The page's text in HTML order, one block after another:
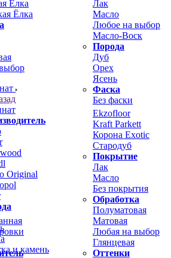
Ёлка
Ёлка
Лак
Масло
Любое на выбор
Масло-Воск
Порода
Дуб
Орех
Ясень
Фаска
Без фаски
Ekzofloor
Kraft Parkett
Корона Exotic
Стародуб
Покрытие
Лак
Масло
Без покрытия
Обработка
Полуматовая
Матовая
Любая на выбор
Глянцевая
Оттенки
Original
и камень